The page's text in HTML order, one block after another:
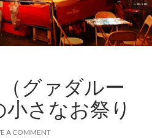
グァダルー
さなお祭り
A COMMENT